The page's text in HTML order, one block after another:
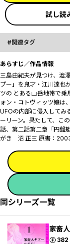
試し読
関連タグ
あらすじ／作品情報
三島由紀夫が見つけ、澁
プー」を鬼才・江川達也
ツの とある山岳地帯で乗
ォン・コトヴィッツ嬢は
UFOの内部に侵入してみ
ーリーン。果たして、こ
話、第二話第二章「円盤
がき 沼 正三 原書：
同シリーズ一覧
家畜
382
ポイント